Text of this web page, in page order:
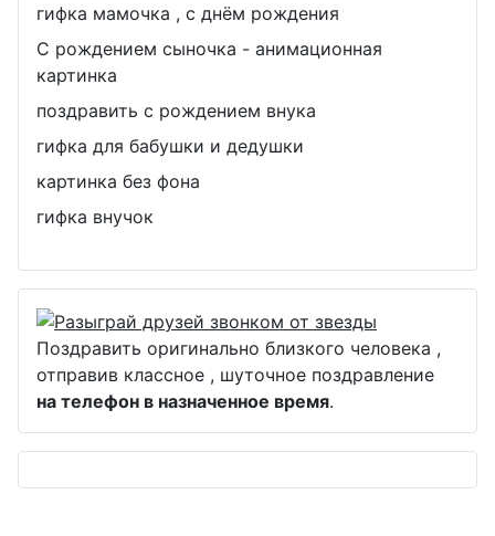
гифка мамочка , с днём рождения
С рождением сыночка - анимационная
картинка
поздравить с рождением внука
гифка для бабушки и дедушки
картинка без фона
гифка внучок
Поздравить оригинально близкого человека ,
отправив классное , шуточное поздравление
на телефон в назначенное время.